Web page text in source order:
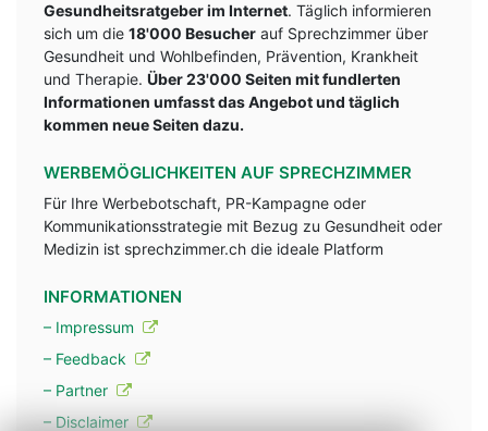
Gesundheitsratgeber im Internet. Täglich informieren
sich um die 18'000 Besucher auf Sprechzimmer über
Gesundheit und Wohlbefinden, Prävention, Krankheit
und Therapie. Über 23'000 Seiten mit fundlerten
Informationen umfasst das Angebot und täglich
kommen neue Seiten dazu.
WERBEMÖGLICHKEITEN AUF SPRECHZIMMER
Für Ihre Werbebotschaft, PR-Kampagne oder
Kommunikationsstrategie mit Bezug zu Gesundheit oder
Medizin ist sprechzimmer.ch die ideale Platform
INFORMATIONEN
– Impressum
– Feedback
– Partner
– Disclaimer